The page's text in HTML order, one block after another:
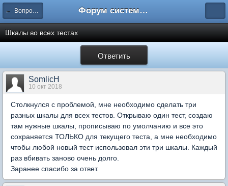
← Вопросы составления тестов Форум системы тестирования INDIGO
Шкалы во всех тестах
Ответить
SomlicH
10 окт 2018
Столкнулся с проблемой, мне необходимо сделать три
разных шкалы для всех тестов. Открываю один тест, создаю
там нужные шкалы, прописываю по умолчанию и все это
сохраняется ТОЛЬКО для текущего теста, а мне необходимо
чтобы любой новый тест использовал эти три шкалы. Каждый
раз вбивать заново очень долго.
Заранее спасибо за ответ.